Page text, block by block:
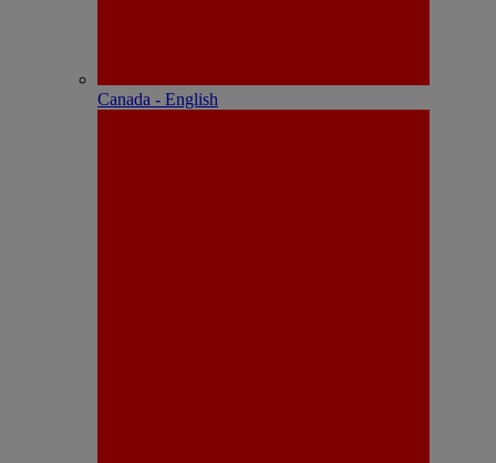
Canada - English